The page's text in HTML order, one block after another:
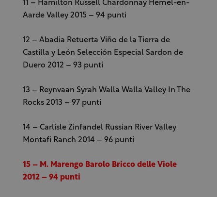
11 – Hamilton Russell Chardonnay Hemel-en-
Aarde Valley 2015 – 94 punti
12 – Abadia Retuerta Viño de la Tierra de
Castilla y León Selección Especial Sardon de
Duero 2012 – 93 punti
13 – Reynvaan Syrah Walla Walla Valley In The
Rocks 2013 – 97 punti
14 – Carlisle Zinfandel Russian River Valley
Montafi Ranch 2014 – 96 punti
15 – M. Marengo Barolo Bricco delle Viole
2012 – 94 punti